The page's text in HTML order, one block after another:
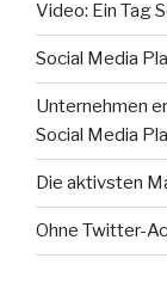
Video: Ein Tag
Social Media
Unternehmen
Social Media
Die aktivsten
Ohne Twitter-